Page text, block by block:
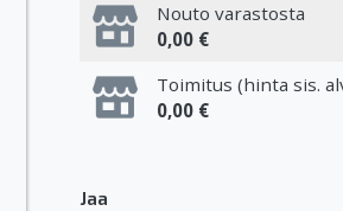
Nouto varastosta
0,00 €
Toimitus (hinta sis.
0,00 €
Jaa